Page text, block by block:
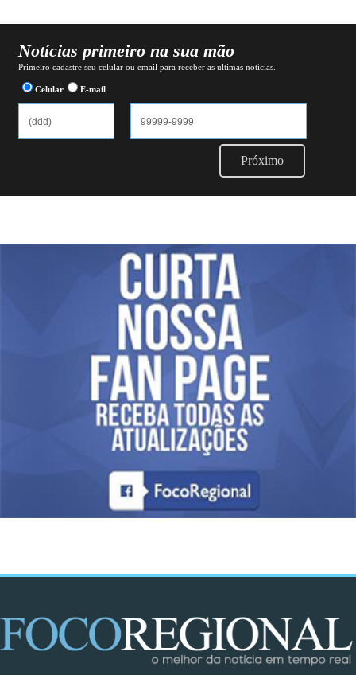
Notícias primeiro na sua mão
Primeiro cadastre seu celular ou email para receber as ultimas notícias.
Celular E-mail
Próximo